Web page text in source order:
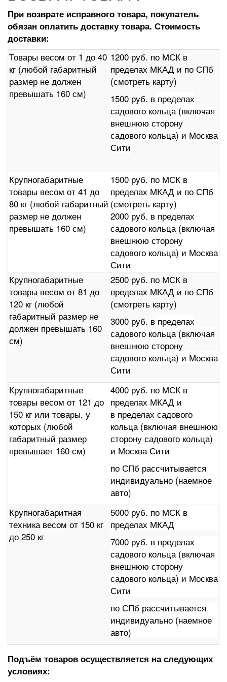
При возврате исправного товара, покупатель
обязан оплатить доставку товара. Стоимость
доставки:
Товары весом от 1 до 40
кг (любой габаритный
размер не должен
превышать 160 см)
1200 руб. по МСК в
пределах МКАД и по СПб
(смотреть карту)
1500 руб. в пределах
садового кольца (включая
внешнюю сторону
садового кольца) и Москва
Сити
Крупногабаритные
товары весом от 41 до
80 кг (любой габаритный
размер не должен
превышать 160 см)
1500 руб. по МСК в
пределах МКАД и по СПб
(смотреть карту)
2000 руб. в пределах
садового кольца (включая
внешнюю сторону
садового кольца) и Москва
Сити
Крупногабаритные
товары весом от 81 до
120 кг (любой
габаритный размер не
должен превышать 160
см)
2500 руб. по МСК в
пределах МКАД и по СПб
(смотреть карту)
3000 руб. в пределах
садового кольца (включая
внешнюю сторону
садового кольца) и Москва
Сити
Крупногабаритные
товары весом от 121 до
150 кг или товары, у
которых (любой
габаритный размер
превышает 160 см)
4000 руб. по МСК в
пределах МКАД и
в пределах садового
кольца (включая внешнюю
сторону садового кольца)
и Москва Сити
по СПб рассчитывается
индивидуально (наемное
авто)
Крупногабаритная
техника весом от 150 кг
до 250 кг
5000 руб. по МСК в
пределах МКАД
7000 руб. в пределах
садового кольца (включая
внешнюю сторону
садового кольца) и Москва
Сити
по СПб рассчитывается
индивидуально (наемное
авто)
Подъём товаров осуществляется на следующих
условиях: